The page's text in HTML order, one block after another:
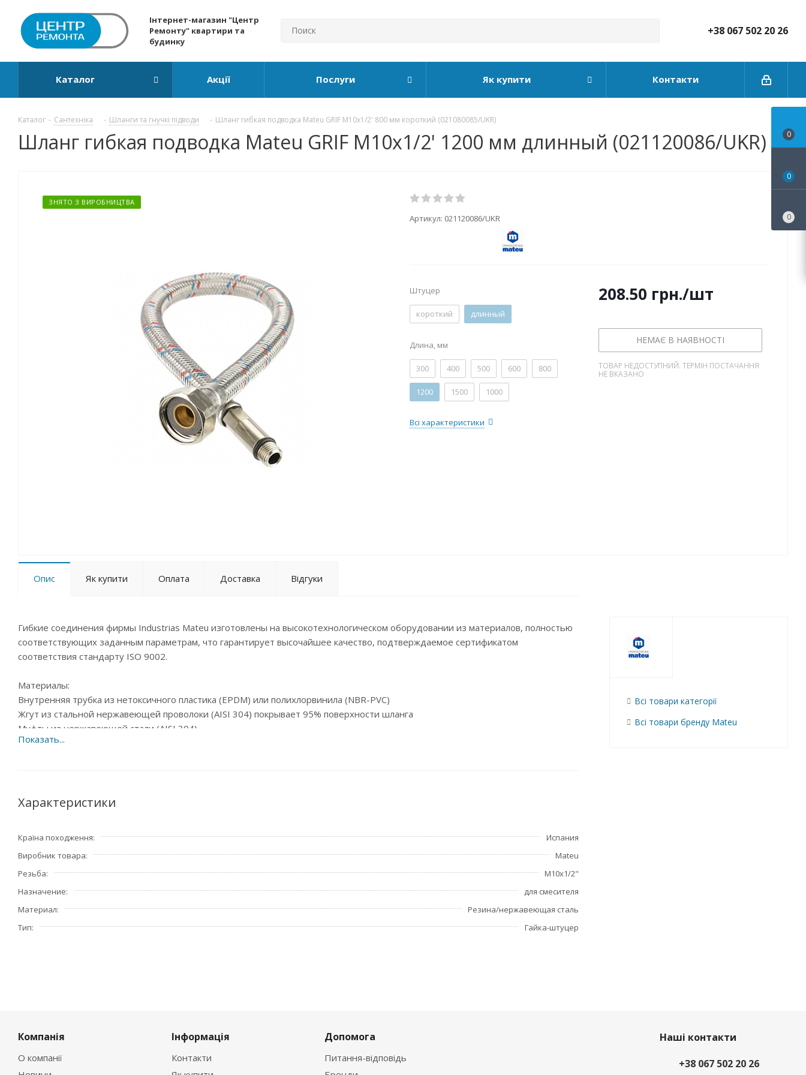
Інтернет-магазин "Центр
Ремонту" квартири та
будинку
+38 067 502 20 26
Каталог Акції Послуги Як купити Контакти
Каталог - Сантехніка - Шланги та гнучкі підводи - Шланг гибкая подводка Mateu GRIF М10x1/2' 800 мм короткий (021080085/UKR)
Шланг гибкая подводка Mateu GRIF М10x1/2' 1200 мм длинный (021120086/UKR)
ЗНЯТО З ВИРОБНИЦТВА
Артикул: 021120086/UKR
Штуцер
короткий длинный
Длина, мм
300 400 500 600 800
1200 1500 1000
Всі характеристики
208.50 грн./шт
НЕМАЄ В НАЯВНОСТІ
ТОВАР НЕДОСТУПНИЙ. ТЕРМІН ПОСТАЧАННЯ
НЕ ВКАЗАНО
Опис Як купити Оплата Доставка Відгуки
Гибкие соединения фирмы Industrias Mateu изготовлены на высокотехнологическом оборудовании из материалов, полностью
соответствующих заданным параметрам, что гарантирует высочайшее качество, подтверждаемое сертификатом
соответствия стандарту ISO 9002.
Материалы:
Внутренняя трубка из нетоксичного пластика (EPDM) или полихлорвинила (NBR-PVC)
Жгут из стальной нержавеющей проволоки (AISI 304) покрывает 95% поверхности шланга
Муфты из нержавеющей стали (AISI 304)
Наконечники из гальванизированной никелем латуни в сборе с резиновыми прокладками
Характеристики
Країна походження
Испания
Виробник товара
Mateu
Резьба
М10х1/2"
Назначение
для смесителя
Материал
Резина/нержавеющая сталь
Тип
Гайка-штуцер
Всі товари категорії
Всі товари бренду Mateu
Компанія
О компанії
Інформація
Контакти
Допомога
Питання-відповідь
Наші контакти
+38 067 502 20 26
0
0
0